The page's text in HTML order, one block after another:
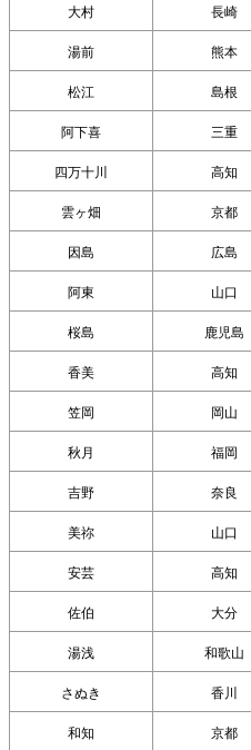
大村 長崎
湯前 熊本
松江 島根
阿下喜 三重
四万十川 高知
雲ヶ畑 京都
因島 広島
阿東 山口
桜島 鹿児島
香美 高知
笠岡 岡山
秋月 福岡
吉野 奈良
美祢 山口
安芸 高知
佐伯 大分
湯浅 和歌山
さぬき 香川
和知 京都